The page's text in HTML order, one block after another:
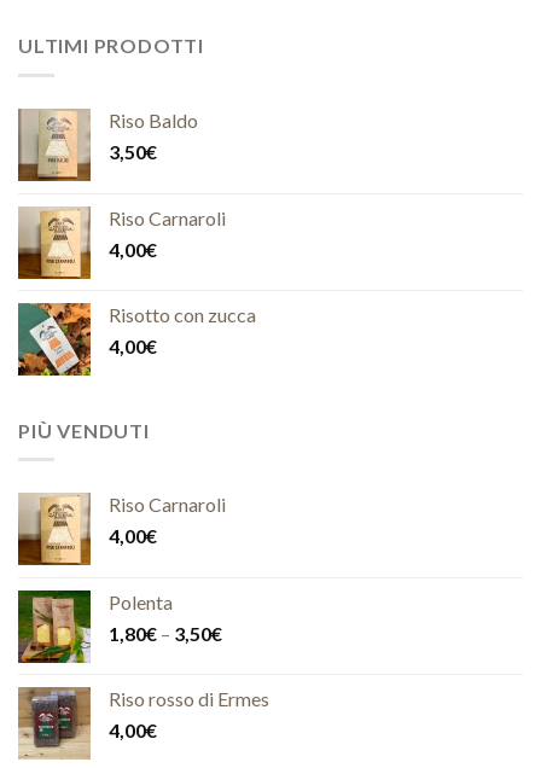
ULTIMI PRODOTTI
Riso Baldo
3,50€
Riso Carnaroli
4,00€
Risotto con zucca
4,00€
PIÙ VENDUTI
Riso Carnaroli
4,00€
Polenta
1,80€ – 3,50€
Riso rosso di Ermes
4,00€